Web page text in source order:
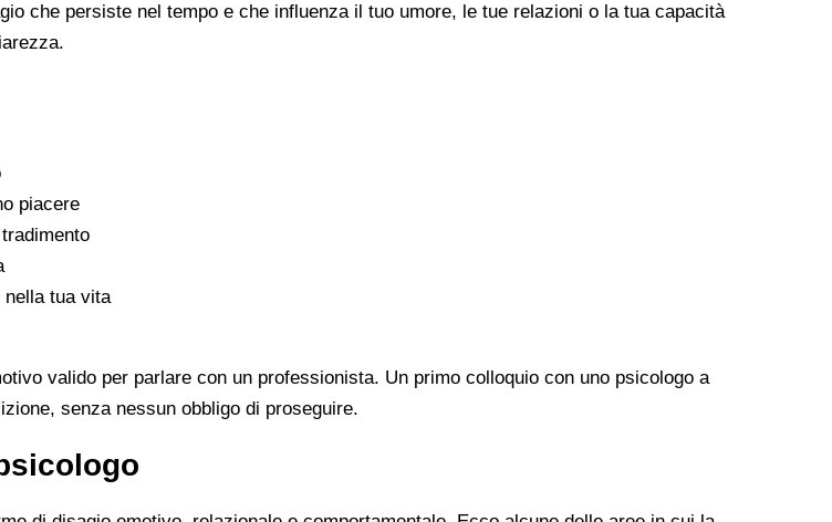
che persiste nel tempo e che influenza il tuo umore, le tue relazioni o la tua capacità
piacere
nella tua vita
valido per parlare con un professionista. Un primo colloquio con uno psicologo a
senza nessun obbligo di proseguire.